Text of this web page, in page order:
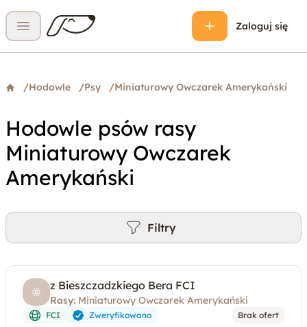
Otwórz menu
Zaloguj się
/Hodowle /Psy /Miniaturowy Owczarek Amerykański
Hodowle psów rasy
Miniaturowy Owczarek
Amerykański
Filtry
z Bieszczadzkiego Bera FCI
Rasy: Miniaturowy Owczarek Amerykański
FCI Zweryfikowano Brak ofert